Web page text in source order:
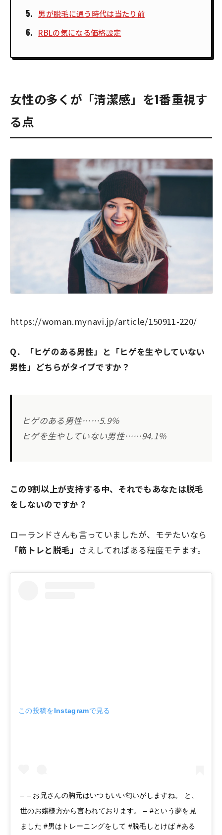
男が脱毛に通う時代は当たり前
RBLの気になる価格設定
女性の多くが「清潔感」を1番重視す
る点
https://woman.mynavi.jp/article/150911-220/
Q．「ヒゲのある男性」と「ヒゲを生やしていない
男性」どちらがタイプですか？
ヒゲのある男性……5.9％
ヒゲを生やしていない男性……94.1％
この9割以上が支持する中、それでもあなたは脱毛
をしないのですか？
ローランドさんも言っていましたが、モテたいなら
「筋トレと脱毛」 さえしてればある程度モテます。
この投稿をInstagramで見る
– – お兄さんの胸元はいつもいい匂いがしますね。 と、
世のお嬢様方から言われております。 – #という夢を見
ました #男はトレーニングをして #脱毛しとけば #ある